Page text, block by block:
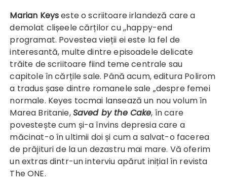
Marian Keyseste o scriitoare irlandeză care a
demolat clișeele cărților cu ,,happy-end
programat. Povestea vieții ei este la fel de
interesantă, multe dintre episoadele delicate
trăite de scriitoare fiind teme centrale sau
capitole în cărțile sale. Până acum, editura Polirom
a tradus șase dintre romanele sale „despre femei
normale. Keyes tocmai lansează un nou volum în
Marea Britanie,Saved by the Cake, în care
povestește cum și-a învins depresia care a
măcinat-o în ultimii doi și cum a salvat-o facerea
de prăjituri de la un dezastru mai mare. Vă oferim
un extras dintr-un interviu apărut inițial în revista
The ONE.